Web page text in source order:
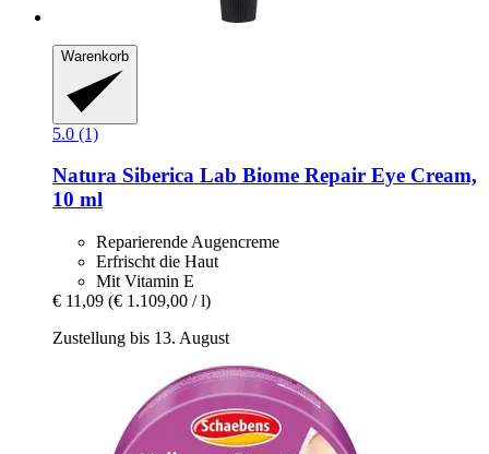
Warenkorb
5.0 (1)
Natura Siberica Lab Biome Repair Eye Cream,
10 ml
Reparierende Augencreme
Erfrischt die Haut
Mit Vitamin E
€ 11,09 (€ 1.109,00 / l)
Zustellung bis 13. August